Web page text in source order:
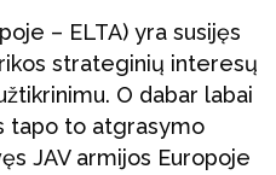
– ELTA) yra susijęs
strateginių interesų
O dabar labai
tapo to atgrasymo
JAV armijos Europoje